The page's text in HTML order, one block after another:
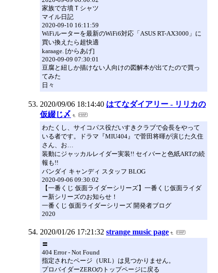
家族で古墳Ｔシャツ
マイル日記
2020-09-10 16:11:59
WiFiルーターを最新のWiFi6対応「ASUS RT-AX3000」に
買い換えたら超快適
karaage. [からあげ]
2020-09-09 07:30:01
豆腐と紐しか描けない人向けの図解本が出てたので買っ
てみた
日々
2020/09/06 18:14:40 はてなダイアリー - リリカの
仮綴じ〆
わたくし、サイコパス役だいすきクラブで会長をやって
いる者です。ドラマ『MIU404』で菅田将暉が演じた久住
さん、お…
装動にジャッカルレイダー実装!! セイバーと色紙ARTの続
報も!!
バンダイ キャンディ スタッフ BLOG
2020-09-06 09:30:02
【一番くじ 仮面ライダーシリーズ】一番くじ仮面ライダ
ー新シリーズのお知らせ！
一番くじ 仮面ライダーシリーズ 開発者ブログ
2020
2020/01/26 17:21:32 strange music page
〓
404 Error - Not Found
指定されたページ（URL）は見つかりません。
プロバイダーZEROのトップページに戻る